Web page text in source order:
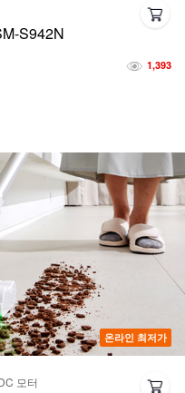
S942N
1,393
온라인 최저가
모터